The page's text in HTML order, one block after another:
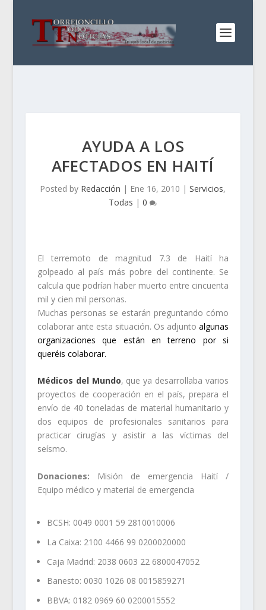
AYUDA A LOS
AFECTADOS EN HAITÍ
Posted by Redacción | Ene 16, 2010 |Servicios,
Todas |0
El terremoto de magnitud 7.3 de Haití ha
golpeado al país más pobre del continente. Se
calcula que podrían haber muerto entre cincuenta
mil y cien mil personas.
Muchas personas se estarán preguntando cómo
colaborar ante esta situación. Os adjunto algunas
organizaciones que están en terreno por si
queréis colaborar.
Médicos del Mundo, que ya desarrollaba varios
proyectos de cooperación en el país, prepara el
envío de 40 toneladas de material humanitario y
dos equipos de profesionales sanitarios para
practicar cirugías y asistir a las víctimas del
seísmo.
Donaciones:
Misión de emergencia Haití /
Equipo médico y material de emergencia
BCSH: 0049 0001 59 2810010006
La Caixa: 2100 4466 99 0200020000
Caja Madrid: 2038 0603 22 6800047052
Banesto: 0030 1026 08 0015859271
BBVA: 0182 0969 60 0200015552